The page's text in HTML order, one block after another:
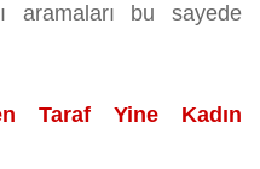
aramaları bu sayede
Taraf Yine Kadın